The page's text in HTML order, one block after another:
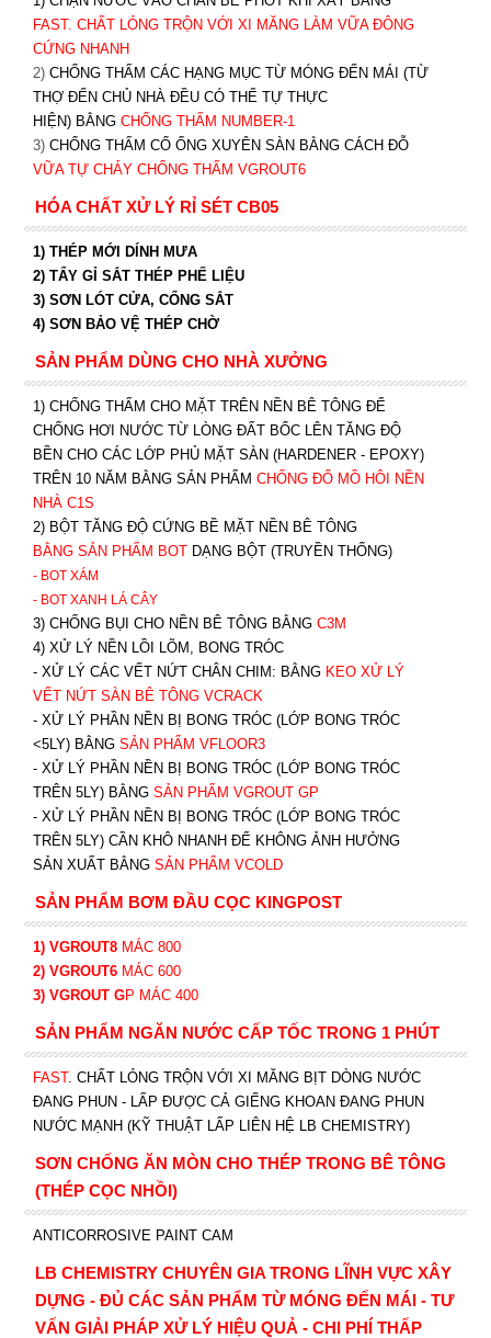
FAST. CHẤT LỎNG TRỘN VỚI XI MĂNG LÀM VỮA ĐÔNG
CỨNG NHANH
2) CHỐNG THẤM CÁC HẠNG MỤC TỪ MÓNG ĐẾN MÁI (TỪ
THỢ ĐẾN CHỦ NHÀ ĐỀU CÓ THỂ TỰ THỰC
HIỆN) BẰNG CHỐNG THẤM NUMBER-1
3) CHỐNG THẤM CỔ ỐNG XUYÊN SÀN BẰNG CÁCH ĐỖ
VỮA TỰ CHẢY CHỐNG THẤM VGROUT6
HÓA CHẤT XỬ LÝ RỈ SÉT CB05
1) THÉP MỚI DÍNH MƯA
2) TẨY GỈ SẮT THÉP PHẾ LIỆU
3) SƠN LÓT CỬA, CỔNG SẮT
4) SƠN BẢO VỆ THÉP CHỜ
SẢN PHẨM DÙNG CHO NHÀ XƯỞNG
1) CHỐNG THẤM CHO MẶT TRÊN NỀN BÊ TÔNG ĐỂ
CHỐNG HƠI NƯỚC TỪ LÒNG ĐẤT BỐC LÊN TĂNG ĐỘ
BỀN CHO CÁC LỚP PHỦ MẶT SÀN (HARDENER - EPOXY)
TRÊN 10 NĂM BẰNG SẢN PHẨM CHỐNG ĐỔ MỒ HÔI NỀN
NHÀ C1S
2) BỘT TĂNG ĐỘ CỨNG BỀ MẶT NỀN BÊ TÔNG
BẰNG SẢN PHẨM BOTDẠNG BỘT (TRUYỀN THỐNG)
- BOT XÁM
- BOT XANH LÁ CÂY
3) CHỐNG BỤI CHO NỀN BÊ TÔNG BẰNG C3M
4) XỬ LÝ NỀN LỒI LÕM, BONG TRÓC
- XỬ LÝ CÁC VẾT NỨT CHÂN CHIM: BẰNG KEO XỬ LÝ
VẾT NỨT SÀN BÊ TÔNG VCRACK
- XỬ LÝ PHẦN NỀN BỊ BONG TRÓC (LỚP BONG TRÓC
<5LY) BẰNG SẢN PHẨM VFLOOR3
- XỬ LÝ PHẦN NỀN BỊ BONG TRÓC (LỚP BONG TRÓC
TRÊN 5LY) BẰNG SẢN PHẨM VGROUT GP
- XỬ LÝ PHẦN NỀN BỊ BONG TRÓC (LỚP BONG TRÓC
TRÊN 5LY) CẦN KHÔ NHANH ĐỂ KHÔNG ẢNH HƯỞNG
SẢN XUẤT BẰNG SẢN PHẨM VCOLD
SẢN PHẨM BƠM ĐẦU CỌC KINGPOST
1) VGROUT8 MÁC 800
2) VGROUT6MÁC 600
3) VGROUT GP MÁC 400
SẢN PHẨM NGĂN NƯỚC CẤP TỐC TRONG 1 PHÚT
FAST. CHẤT LỎNG TRỘN VỚI XI MĂNG BỊT DÒNG NƯỚC
ĐANG PHUN - LẤP ĐƯỢC CẢ GIẾNG KHOAN ĐANG PHUN
NƯỚC MẠNH (KỸ THUẬT LẤP LIÊN HỆ LB CHEMISTRY)
SƠN CHỐNG ĂN MÒN CHO THÉP TRONG BÊ TÔNG
(THÉP CỌC NHỒI)
ANTICORROSIVE PAINT CAM
LB CHEMISTRY CHUYÊN GIA TRONG LĨNH VỰC XÂY
DỰNG - ĐỦ CÁC SẢN PHẨM TỪ MÓNG ĐẾN MÁI - TƯ
VẤN GIẢI PHÁP XỬ LÝ HIỆU QUẢ - CHI PHÍ THẤP